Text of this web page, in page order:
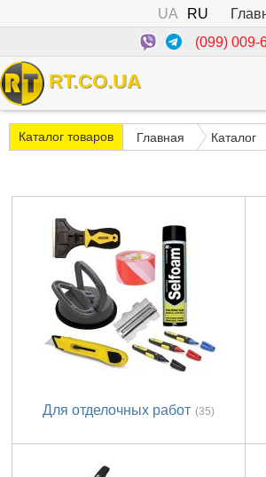
UA RU
(099) 009-
RT.CO.UA
Каталог товаров Главная Каталог
Для отделочных работ (35)